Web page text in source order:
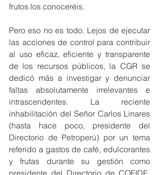
frutos los conoceréis.
Pero eso no es todo. Lejos de ejecutar
las acciones de control para contribuir
al uso eficaz, eficiente y transparente
de los recursos públicos, la CGR se
dedicó más a investigar y denunciar
faltas absolutamente irrelevantes e
intrascendentes. La reciente
inhabilitación del Señor Carlos Linares
(hasta hace poco, presidente del
Directorio de Petroperú) por un tema
referido a gastos de café, edulcorantes
y frutas durante su gestión como
presidente del Directorio de COFIDE,